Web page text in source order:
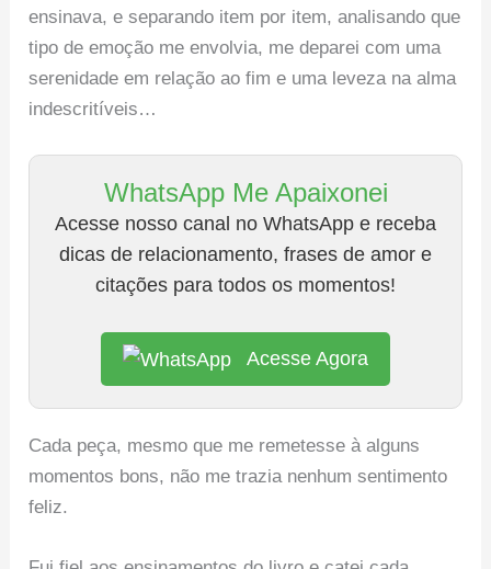
ensinava, e separando item por item, analisando que
tipo de emoção me envolvia, me deparei com uma
serenidade em relação ao fim e uma leveza na alma
indescritíveis…
WhatsApp Me Apaixonei
Acesse nosso canal no WhatsApp e receba
dicas de relacionamento, frases de amor e
citações para todos os momentos!
Acesse Agora
Cada peça, mesmo que me remetesse à alguns
momentos bons, não me trazia nenhum sentimento
feliz.